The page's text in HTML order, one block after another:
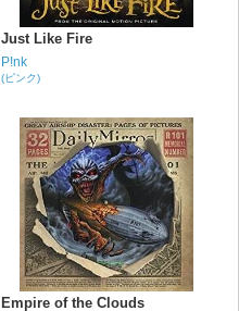
Just Like Fire
P!nk
(ピンク)
Empire of the Clouds